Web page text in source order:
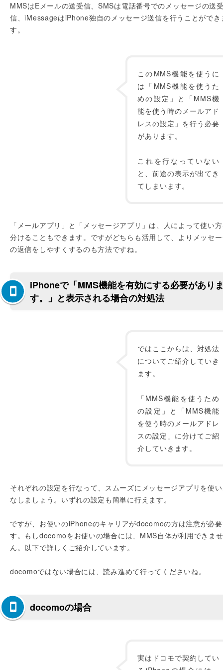
MMSはEメールの送受信、SMSは電話番号でのメッセージの送
信、iMessageはiPhone独自のメッセージ送信を行うことができ
す。
このMMS機能を使うに
は「MMS機能を使うた
めの設定」と「MMS機
能を使う時のメールアド
レスの設定」を行う必要
があります。
これを行なっていない
と、前途の表示が出てき
てしまいます。
「メールアプリ」と「メッセージアプリ」は、人によって使い
分けることもできます。ですがどちらも活用して、よりメッセ
の返信をしやすくするのも方法ですね。
iPhoneで「MMS機能を有効にする必要があり
す。」と表示される場合の対処法
ではここからは、対処法
についてご紹介していき
ます。
「MMS機能を使うため
の設定」と「MMS機能
を使う時のメールアドレ
スの設定」に分けてご紹
介していきます。
それぞれの設定を行なって、スムーズにメッセージアプリを使
なしましょう。いずれの設定も簡単に行えます。
ですが、お使いのiPhoneのキャリアがdocomoの方は注意が必
す。もしdocomoをお使いの場合には、MMS自体が利用できませ
ん。以下で詳しくご紹介しています。
docomoではない場合には、読み進めて行ってくださいね。
docomoの場合
実はドコモで契約してい